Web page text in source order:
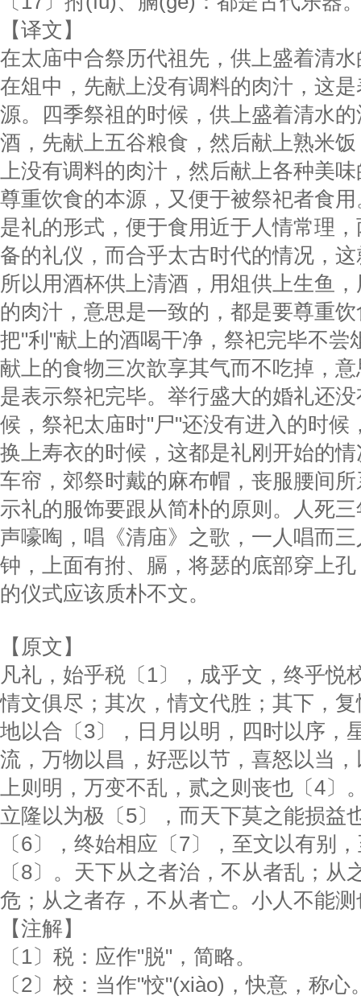
【译文】
在太庙中合祭历代祖先，供上盛着清
在俎中，先献上没有调料的肉汁，这
源。四季祭祖的时候，供上盛着清水
酒，先献上五谷粮食，然后献上熟米
上没有调料的肉汁，然后献上各种美
尊重饮食的本源，又便于被祭祀者食
是礼的形式，便于食用近于人情常理
备的礼仪，而合乎太古时代的情况，
所以用酒杯供上清酒，用俎供上生鱼
的肉汁，意思是一致的，都是要尊重
把"利"献上的酒喝干净，祭祀完毕不尝
献上的食物三次歆享其气而不吃掉，
是表示祭祀完毕。举行盛大的婚礼还
候，祭祀太庙时"尸"还没有进入的时候
换上寿衣的时候，这都是礼刚开始的
车帘，郊祭时戴的麻布帽，丧服腰间
示礼的服饰要跟从简朴的原则。人死
声嚎啕，唱《清庙》之歌，一人唱而
钟，上面有拊、膈，将瑟的底部穿上
的仪式应该质朴不文。
【原文】
凡礼，始乎税〔1〕，成乎文，终乎悦
情文俱尽；其次，情文代胜；其下，
地以合〔3〕，日月以明，四时以序，
流，万物以昌，好恶以节，喜怒以当
上则明，万变不乱，贰之则丧也〔4〕
立隆以为极〔5〕，而天下莫之能损益
〔6〕，终始相应〔7〕，至文以有别
〔8〕。天下从之者治，不从者乱；从
危；从之者存，不从者亡。小人不能
【注解】
〔1〕税：应作"脱"，简略。
〔2〕校：当作"恔"(xiào)，快意，称心